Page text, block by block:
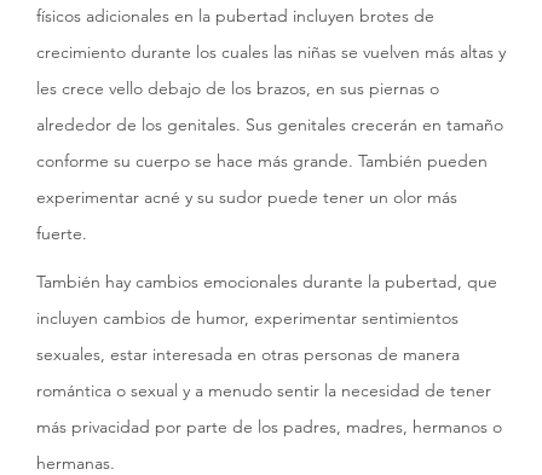
físicos adicionales en la pubertad incluyen brotes de
crecimiento durante los cuales las niñas se vuelven más altas y
les crece vello debajo de los brazos, en sus piernas o
alrededor de los genitales. Sus genitales crecerán en tamaño
conforme su cuerpo se hace más grande. También pueden
experimentar acné y su sudor puede tener un olor más
fuerte.
También hay cambios emocionales durante la pubertad, que
incluyen cambios de humor, experimentar sentimientos
sexuales, estar interesada en otras personas de manera
romántica o sexual y a menudo sentir la necesidad de tener
más privacidad por parte de los padres, madres, hermanos o
hermanas.